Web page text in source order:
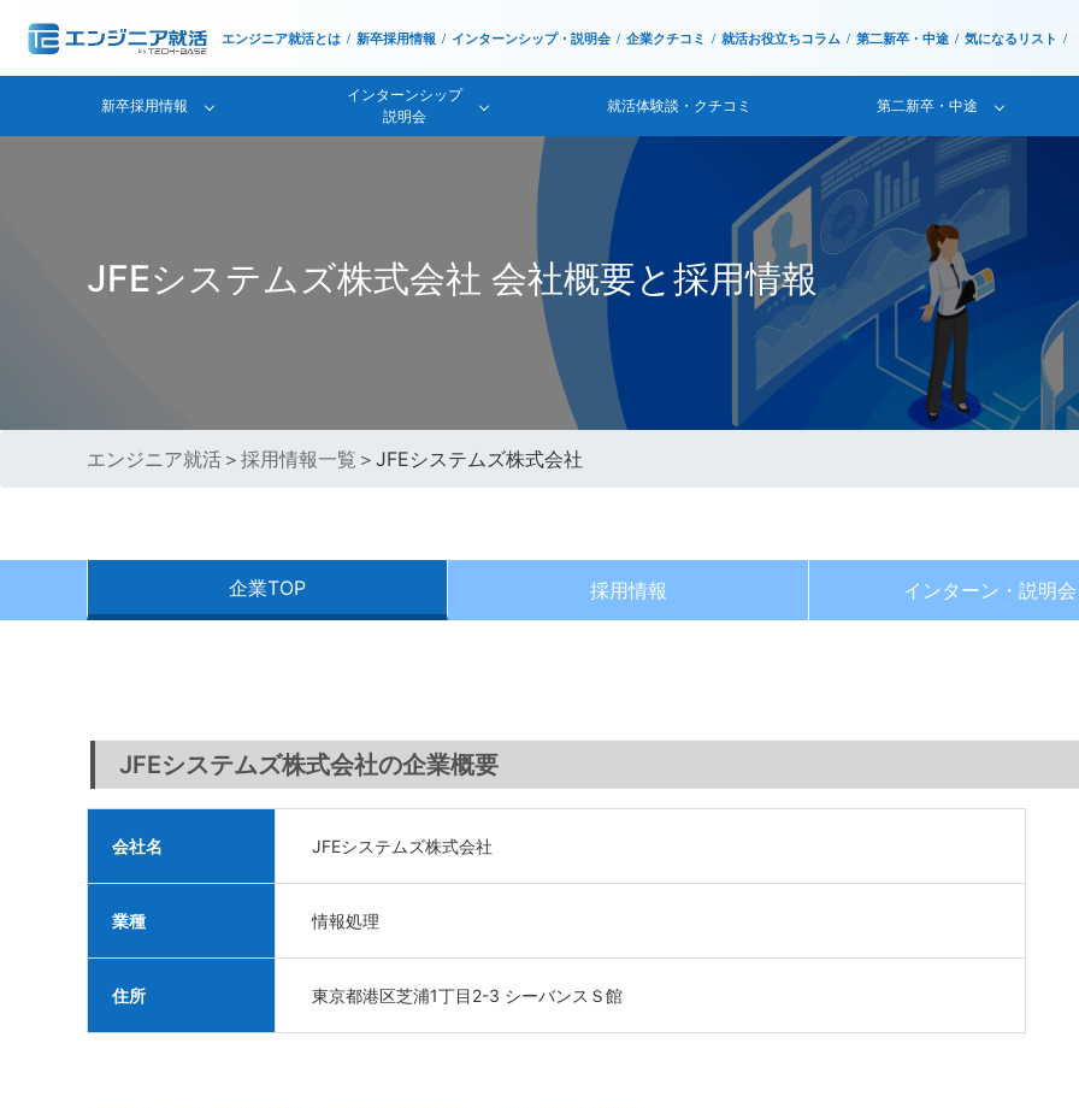
エンジニア就活とは 新卒採用情報 インターンシップ・説明会 企業クチコミ 就活お役立ちコラム 第二新卒・中途 気になるリスト
新卒採用情報
インターンシップ
説明会
就活体験談・クチコミ 第二新卒・中途
JFEシステムズ株式会社 会社概要と採用情報
エンジニア就活 ＞ 採用情報一覧 ＞JFEシステムズ株式会社
企業TOP 採用情報 インターン・ 説明会
JFEシステムズ株式会社の企業概要
会社名 JFEシステムズ株式会社
業種 情報処理
住所 東京都港区芝浦1丁目2-3 シーバンスＳ館